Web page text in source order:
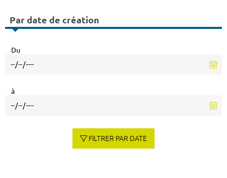
Par date de création
Du
à
FILTRER PAR DATE